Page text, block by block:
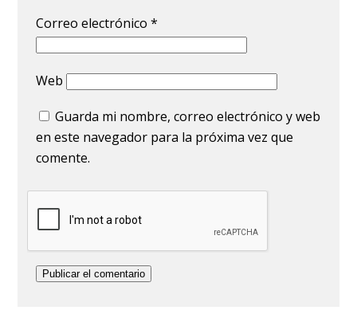
Correo electrónico*
Web
Guarda mi nombre, correo electrónico y web
en este navegador para la próxima vez que
comente.